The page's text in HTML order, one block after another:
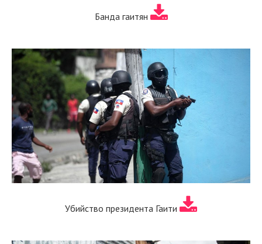
Банда гаитян
Убийство президента Гаити